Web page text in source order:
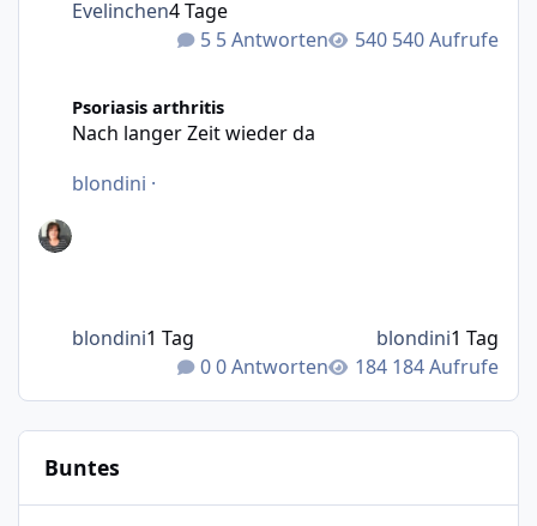
5 Antworten 540 Aufrufe
Evelinchen4 Tage
Psoriasis arthritis
Nach langer Zeit wieder da
blondini ·
0 Antworten 184 Aufrufe
blondini1 Tag blondini1 Tag
Buntes